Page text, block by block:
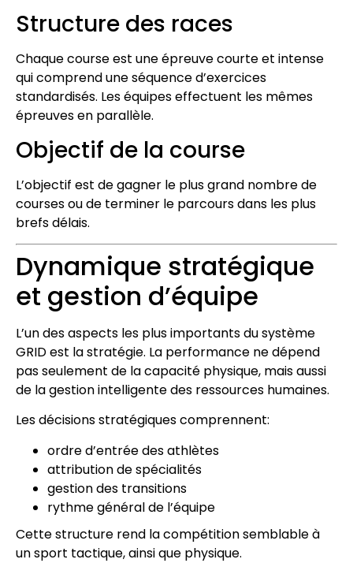
Structure des races
Chaque course est une épreuve courte et intense
qui comprend une séquence d’exercices
standardisés. Les équipes effectuent les mêmes
épreuves en parallèle.
Objectif de la course
L’objectif est de gagner le plus grand nombre de
courses ou de terminer le parcours dans les plus
brefs délais.
Dynamique stratégique
et gestion d’équipe
L’un des aspects les plus importants du système
GRID est la stratégie. La performance ne dépend
pas seulement de la capacité physique, mais aussi
de la gestion intelligente des ressources humaines.
Les décisions stratégiques comprennent:
ordre d’entrée des athlètes
attribution de spécialités
gestion des transitions
rythme général de l’équipe
Cette structure rend la compétition semblable à
un sport tactique, ainsi que physique.